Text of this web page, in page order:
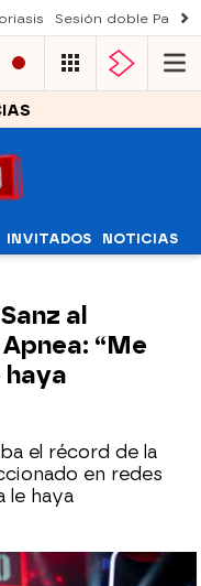
Sesión doble
INVITADOS NOTICIAS
al
“Me
haya
el récord de la
en redes
le haya